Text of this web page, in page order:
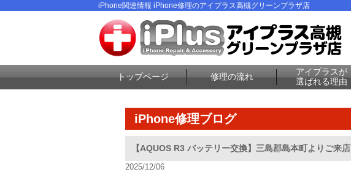
iPhone関連情報 iPhone修理のアイプラス高槻グリーンプラザ店
トップページ 修理の流れ
アイプラスが
選ばれる理由
iPhone修理ブログ
【AQUOS R3 バッテリー交換】三島郡島本町よりご来店
2025/12/06